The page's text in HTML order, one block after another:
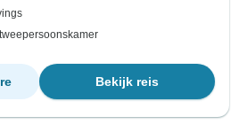
Bekijk reis